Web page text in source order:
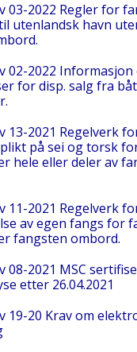
03-2022 Regler for
utenlandsk havn
02-2022 Informasjon
for disp. salg fra
13-2021 Regelverk
på sei og torsk
hele eller deler av
11-2021 Regelverk
av egen fangs for
fangsten ombord.
08-2021 MSC
etter 26.04.2021
19-20 Krav om